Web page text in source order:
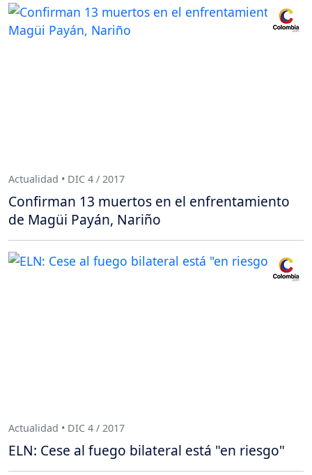
Actualidad • DIC 4 / 2017
Confirman 13 muertos en el enfrentamiento
de Magüi Payán, Nariño
Actualidad • DIC 4 / 2017
ELN: Cese al fuego bilateral está "en riesgo"